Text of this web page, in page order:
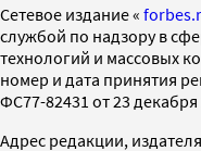
Cетевое издание «
службой по надзору в
технологий и массовых
номер и дата принятия
ФС77-82431 от 23 декабря
Адрес редакции,